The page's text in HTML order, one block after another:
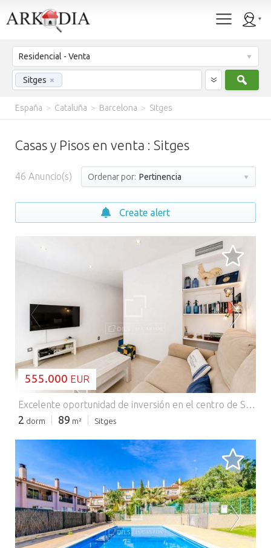
Residencial - Venta
Sitges ×
España > Cataluña > Barcelona > Sitges
Casas y Pisos en venta : Sitges
46 Anuncio(s) Ordenar por: Pertinencia
Create alert
555.000 EUR
Excelente oportunidad de inversión en el centro de Sitges. Este excepcional piso de dos dormitorios, con 89 m² construidos ofrece una oportunidad imperdible en el corazón de Sitges. Ubicado a pocos minutos de la playa, la estación de tren y los servicios locales, la vivienda destaca por su excelente estado y su alto potencial de rentabilidad. La distribución inteligente y bien proporcionada comienza con una acogedora y luminosa salón-comedor con una cocina totalmente equipada con acabados modernos. El piso consta de dos cómodas habitaciones y un baño completamente renovado en la planta baja, y un aseo en la planta superior. Toda la vivienda cuenta con aire acondicionado frío/calor, ventanas de doble acristalamiento y materiales modernos que garantizan que no se requieran reformas adicionales ni mantenimiento inmediato. Además, dispone de una terraza interior para comer al aire libre. Lo más destacable de esta vivienda es su licencia turística activa y en regla, un activo valioso y poco común en Sitges. Tanto como inversión ó como una vivienda de vacaciones mediterránea ideal con un excelente potencial de alquiler, esta joya lista para entrar a vivir le ofrece ambas cosas. Comercializado por Dils Lucas Fox (Lucas Trading, S.L. con CIF B64125438), actuando como intermediario inmobiliario. La información facilitada es meramente informativa, basada en datos proporcionados por la propiedad, y puede estar sujeta a modificaciones. No constituye oferta contractual.
2 dorm 89 m² Sitges
CARGANDO...